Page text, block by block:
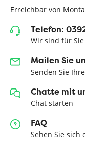
Erreichbar von
Telefon:
Wir sind für
Mailen Sie
Senden Sie
Chatte mit
Chat starten
FAQ
Sehen Sie sich